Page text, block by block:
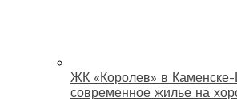
ЖК «Королев» в
современное жилье на